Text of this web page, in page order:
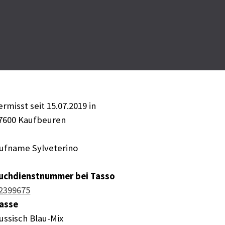
seit 15.07.2019 in
Kaufbeuren
Sylveterino
bei Tasso
Blau-Mix